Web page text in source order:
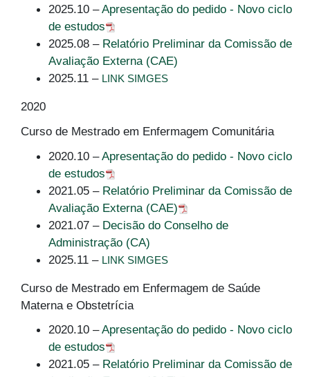
2025.10 –Apresentação do pedido - Novo ciclo
de estudos
2025.08 – Relatório Preliminar da Comissão de
Avaliação Externa (CAE)
2025.11 – LINK SIMGES
2020
Curso de Mestrado em Enfermagem Comunitária
2020.10 –Apresentação do pedido - Novo ciclo
de estudos
2021.05 – Relatório Preliminar da Comissão de
Avaliação Externa (CAE)
2021.07 – Decisão do Conselho de
Administração (CA)
2025.11 – LINK SIMGES
Curso de Mestrado em Enfermagem de Saúde
Materna e Obstetrícia
2020.10 –Apresentação do pedido - Novo ciclo
de estudos
2021.05 – Relatório Preliminar da Comissão de